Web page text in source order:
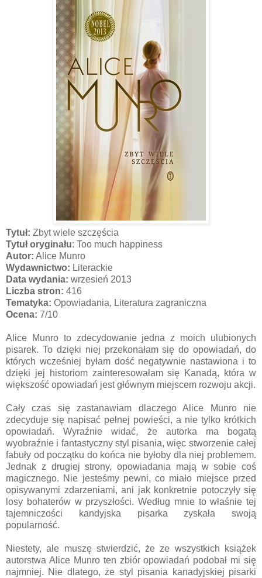
Tytuł: Zbyt wiele szczęścia
Tytuł oryginału: Too much happiness
Autor: Alice Munro
Wydawnictwo: Literackie
Data wydania: wrzesień 2013
Liczba stron: 416
Tematyka: Opowiadania, Literatura zagraniczna
Ocena: 7/10
Alice Munro to zdecydowanie jedna z moich ulubionych
pisarek. To dzięki niej przekonałam się do opowiadań, do
których wcześniej byłam dość negatywnie nastawiona i to
dzięki jej historiom zainteresowałam się Kanadą, która w
większość opowiadań jest głównym miejscem rozwoju akcji.
Cały czas się zastanawiam dlaczego Alice Munro nie
zdecyduje się napisać pełnej powieści, a nie tylko krótkich
opowiadań. Wyraźnie widać, że autorka ma bogatą
wyobraźnie i fantastyczny styl pisania, więc stworzenie całej
fabuły od początku do końca nie byłoby dla niej problemem.
Jednak z drugiej strony, opowiadania mają w sobie coś
magicznego. Nie jesteśmy pewni, co miało miejsce przed
opisywanymi zdarzeniami, ani jak konkretnie potoczyły się
losy bohaterów w przyszłości. Według mnie to właśnie tej
tajemniczości kandyjska pisarka zyskała swoją
popularność.
Niestety, ale muszę stwierdzić, że ze wszystkich książek
autorstwa Alice Munro ten zbiór opowiadań podobał mi się
najmniej. Nie dlatego, że styl pisania kanadyjskiej pisarki